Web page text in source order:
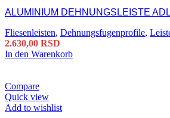
ALUMINIUM DEHNUNGSLEISTE
Fliesenleisten, Dehnungsfugenprofile,
2.630,00 RSD
In den Warenkorb
Compare
Quick view
Add to wishlist